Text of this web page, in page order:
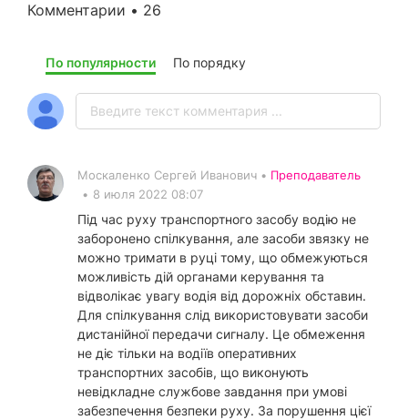
Комментарии • 26
По популярности По порядку
Москаленко Сергей Иванович • Преподаватель
• 8 июля 2022 08:07
Під час руху транспортного засобу водію не
заборонено спілкування, але засоби звязку не
можно тримати в руці тому, що обмежуються
можливість дій органами керування та
відволікає увагу водія від дорожніх обставин.
Для спілкування слід використовувати засоби
дистанійної передачи сигналу. Це обмеження
не діє тільки на водіїв оперативних
транспортних засобів, що виконують
невідкладне службове завдання при умові
забезпечення безпеки руху. За порушення цієї